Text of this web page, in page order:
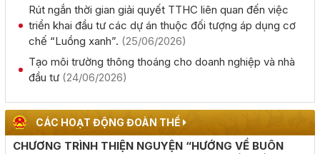
Thông báo về việc tiếp nhận hồ sơ đề nghị chấp thuận
chủ trương đầu tư dự án: Nhà máy sản xuất viên nén gỗ
xuất khẩu và chế biến lâm sản - Thành Châu Đắk Lắk
(27/07/2026, 00:00)
hội Sầu riêng năm 2026
(06/08/2026, 00:00)
Rút ngắn thời gian giải quyết TTHC liên quan đến việc
triển khai đầu tư các dự án thuộc đối tượng áp dụng cơ
chế “Luồng xanh”. (25/06/2026)
Tạo môi trường thông thoáng cho doanh nghiệp và nhà
đầu tư (24/06/2026)
CÁC HOẠT ĐỘNG ĐOÀN THỂ
CHƯƠNG TRÌNH THIỆN NGUYỆN “HƯỚNG VỀ BUÔN